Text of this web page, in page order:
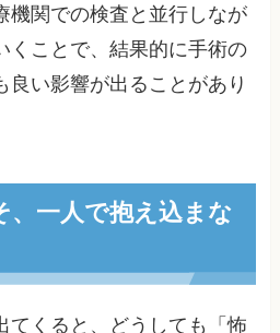
機関での検査と並行しなが
くことで、結果的に手術の
良い影響が出ることがあり
、一人で抱え込まな
てくると、どうしても「怖